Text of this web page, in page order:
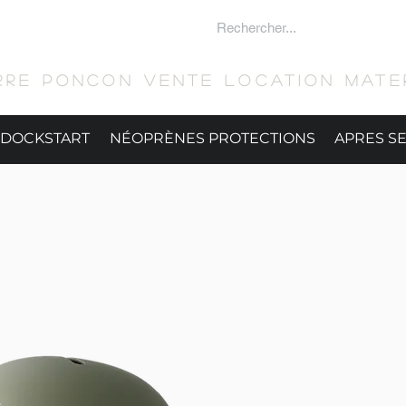
PONCON Vente location
DOCKSTART NÉOPRÈNES PROTECTIONS APRES